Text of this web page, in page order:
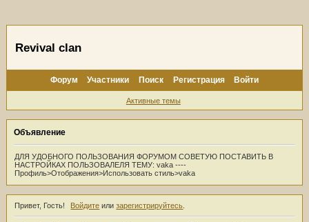
Revival clan
Форум Участники Поиск Регистрация Войти
Активные темы
Объявление
ДЛЯ УДОБНОГО ПОЛЬЗОВАНИЯ ФОРУМОМ СОВЕТУЮ ПОСТАВИТЬ В
НАСТРОЙКАХ ПОЛЬЗОВАЛЕЛЯ ТЕМУ: vaka ----
Профиль>Отображения>Использовать стиль>vaka
Привет, Гость! Войдите илизарегистрируйтесь